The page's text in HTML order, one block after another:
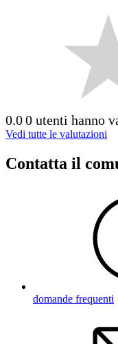
0.00 utenti hanno
Vedi tutte le valutazioni
Contatta il
domande frequenti